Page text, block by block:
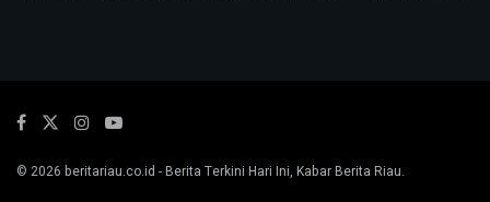
© 2026 beritariau.co.id - Berita Terkini Hari Ini, Kabar Berita Riau.